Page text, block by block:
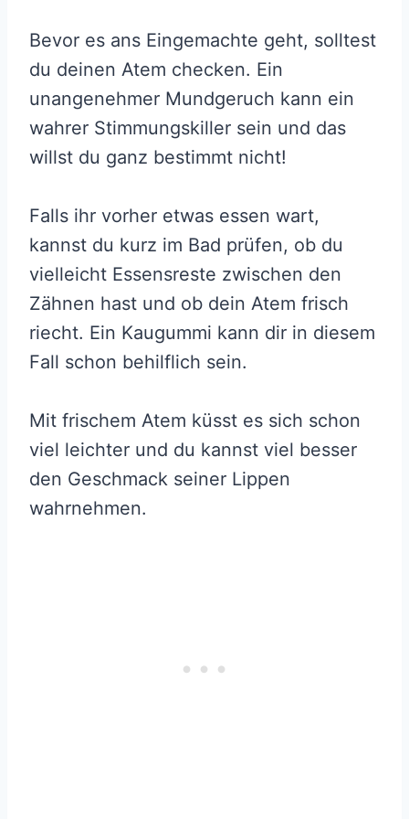
Bevor es ans Eingemachte geht, solltest
du deinen Atem checken. Ein
unangenehmer Mundgeruch kann ein
wahrer Stimmungskiller sein und das
willst du ganz bestimmt nicht!
Falls ihr vorher etwas essen wart,
kannst du kurz im Bad prüfen, ob du
vielleicht Essensreste zwischen den
Zähnen hast und ob dein Atem frisch
riecht. Ein Kaugummi kann dir in diesem
Fall schon behilflich sein.
Mit frischem Atem küsst es sich schon
viel leichter und du kannst viel besser
den Geschmack seiner Lippen
wahrnehmen.